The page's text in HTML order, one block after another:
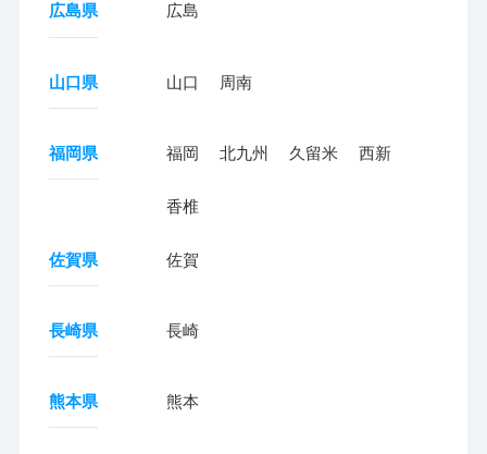
広島県 広島
山口県 山口 周南
福岡県 福岡 北九州 久留米 西新
香椎
佐賀県 佐賀
長崎県 長崎
熊本県 熊本